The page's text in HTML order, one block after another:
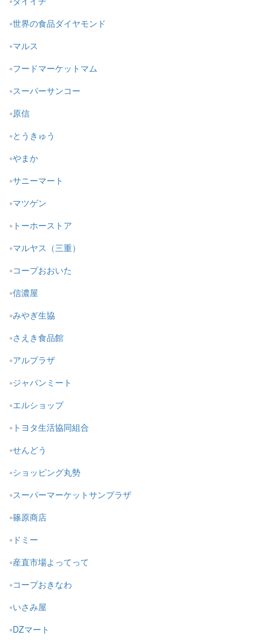
世界の食品ダイヤモンド
マルス
フードマーケットマム
スーパーサンコー
原信
とうきゅう
やまか
サニーマート
マツゲン
トーホーストア
マルヤス（三重）
コープおおいた
信濃屋
みやぎ生協
さえき食品館
アルプラザ
ジャパンミート
エルショップ
トヨタ生活協同組合
せんどう
ショッピング丸勢
スーパーマーケットサンプラザ
篠原商店
ドミー
産直市場よってって
コープおきなわ
いさみ屋
DZマート